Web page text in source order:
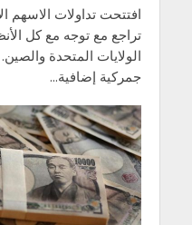
تراجع مع توجه مع كل
الولايات المتحدة
جمركية إضافية...